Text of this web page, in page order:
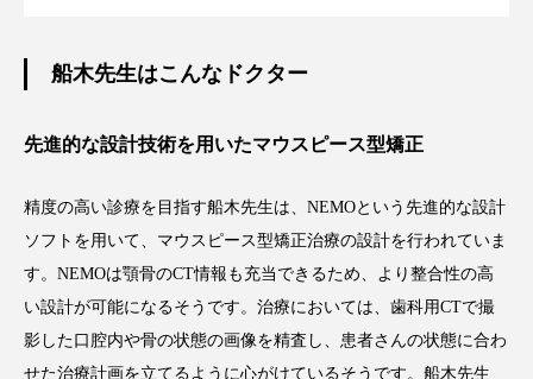
船木先生はこんなドクター
先進的な設計技術を用いたマウスピース型矯正
精度の高い診療を目指す船木先生は、NEMOという先進的な設計
ソフトを用いて、マウスピース型矯正治療の設計を行われていま
す。NEMOは顎骨のCT情報も充当できるため、より整合性の高
い設計が可能になるそうです。治療においては、歯科用CTで撮
影した口腔内や骨の状態の画像を精査し、患者さんの状態に合わ
せた治療計画を立てるように心がけているそうです。船木先生